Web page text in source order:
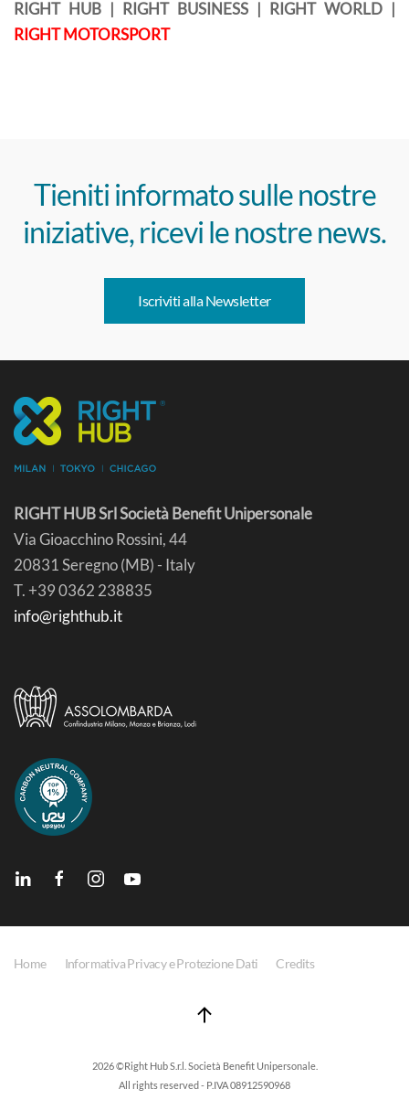
RIGHT HUB | RIGHT BUSINESS | RIGHT WORLD |
RIGHT MOTORSPORT
Tieniti informato sulle nostre
iniziative, ricevi le nostre news.
Iscriviti alla Newsletter
RIGHT HUB Srl Società Benefit Unipersonale
Via Gioacchino Rossini, 44
20831 Seregno (MB) - Italy
T. +39 0362 238835
info@righthub.it
Home Informativa Privacy e Protezione Dati Credits
2026 ©Right Hub S.r.l. Società Benefit Unipersonale.
All rights reserved - P.IVA 08912590968